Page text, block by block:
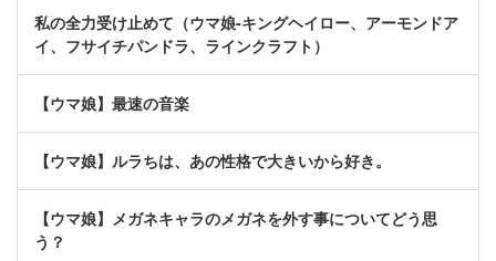
私の全力受け止めて（ウマ娘-キングヘイロー、アーモンドア
イ、フサイチパンドラ、ラインクラフト）
【ウマ娘】最速の音楽
【ウマ娘】ルラちは、あの性格で大きいから好き。
【ウマ娘】メガネキャラのメガネを外す事についてどう思
う？